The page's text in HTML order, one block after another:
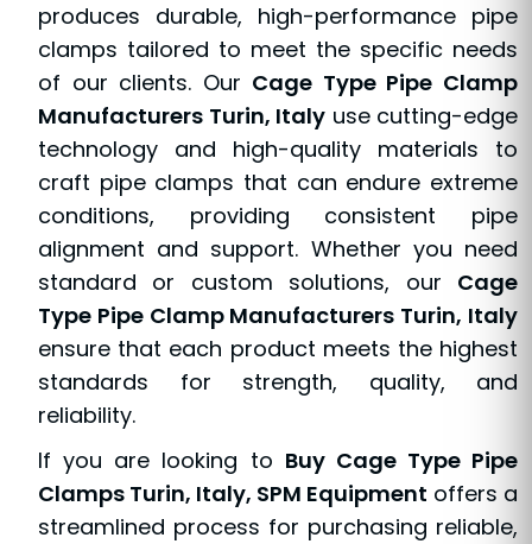
produces durable, high-performance pipe
clamps tailored to meet the specific needs
of our clients. Our Cage Type Pipe Clamp
Manufacturers Turin, Italy use cutting-edge
technology and high-quality materials to
craft pipe clamps that can endure extreme
conditions, providing consistent pipe
alignment and support. Whether you need
standard or custom solutions, our Cage
Type Pipe Clamp Manufacturers Turin, Italy
ensure that each product meets the highest
standards for strength, quality, and
reliability.
If you are looking to Buy Cage Type Pipe
Clamps Turin, Italy, SPM Equipment offers a
streamlined process for purchasing reliable,